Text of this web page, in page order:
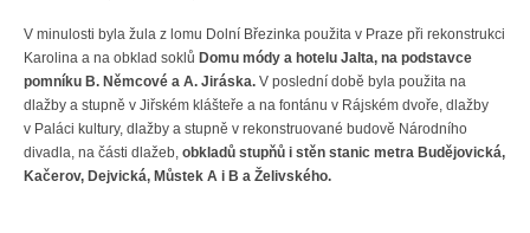
V minulosti byla žula z lomu Dolní Březinka použita v Praze při rekonstrukci
Karolina a na obklad soklů Domu módy a hotelu Jalta, na podstavce
pomníku B. Němcové a A. Jiráska. V poslední době byla použita na
dlažby a stupně v Jiřském klášteře a na fontánu v Rájském dvoře, dlažby
v Paláci kultury, dlažby a stupně v rekonstruované budově Národního
divadla, na části dlažeb, obkladů stupňů i stěn stanic metra Budějovická,
Kačerov, Dejvická, Můstek A i B a Želivského.